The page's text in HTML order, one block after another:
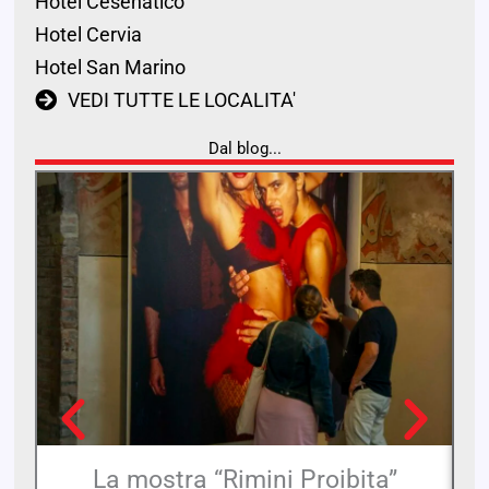
Hotel Cervia
Hotel San Marino
VEDI TUTTE LE LOCALITA'
Dal blog...
La mostra “Rimini Proibita”